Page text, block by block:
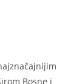
Bosne i